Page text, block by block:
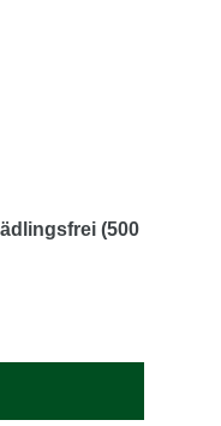
(500